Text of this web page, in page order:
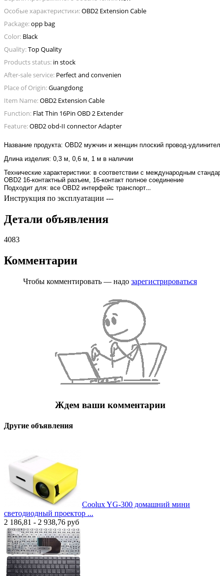
Особые характеристики:OBD2 Extension Cable
Package:opp bag
Color: Black
Quality:Top Quality
Products status: in stock
After-sale service: Perfect and convenien
Place of Origin:Guangdong
Item Name:OBD2 Extension Cable
Function: Flat Thin 16Pin OBD 2 Extender
Feature:OBD2 obd-II connector Adapter
Название продукта: OBD2 мужчин и женщин плоский провод-
Длина изделия: 0,3 м, 0,6 м, 1 м в наличии
Технические характеристики: в соответствии с международным
OBD2 16-контактный разъем, 16-контакт полное соединение
Подходит для: все OBD2 интерфейс транспортных средств (универсальный)
Инструкция по эксплуатации ---
Детали объявления
4083
Комментарии
Чтобы комментировать — надо зарегистрироваться
Ждем ваши комментарии
Другие объявления
Coolux YG-300 домашний мини
светодиодный проектор ...
2 186,81 - 2 938,76 руб